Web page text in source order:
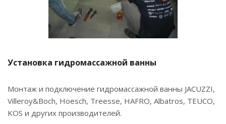
Установка гидромассажной ванны
Монтаж и подключение гидромассажной ванны JACUZZI,
Villeroy&Boch, Hoesch, Treesse, HAFRO, Albatros, TEUCO,
KOS и других производителей.